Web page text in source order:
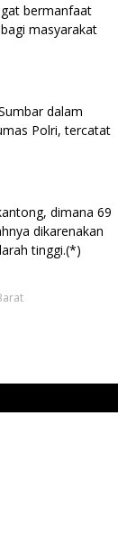
bermanfaat
masyarakat
dalam
Polri, tercatat
dimana 69
dikarenakan
tinggi.(*)